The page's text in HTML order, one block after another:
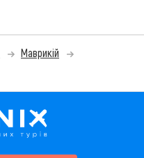
Маврикій